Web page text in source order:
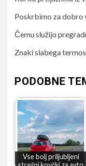
Poskrbimo za dobro
Čemu služijo
Znaki slabega
PODOBNE
Vse bolj priljubljeni